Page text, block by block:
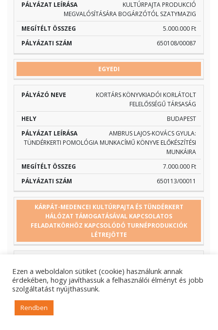
KULTÚRPAJTA PRODUKCIÓ
MEGVALÓSÍTÁSÁRA BOGÁRZÓTÓL SZATYMAZIG
5.000.000 Ft
650108/00087
EGYEDI
KORTÁRS KÖNYVKIADÓI KORLÁTOLT
FELELŐSSÉGŰ TÁRSASÁG
BUDAPEST
AMBRUS LAJOS-KOVÁCS GYULA:
TÜNDÉRKERTI POMOLÓGIA MUNKACÍMŰ KÖNYVE ELŐKÉSZÍTÉSI
MUNKÁIRA
7.000.000 Ft
650113/00011
KÁRPÁT-MEDENCEI KULTÚRPAJTA ÉS TÜNDÉRKERT
HÁLÓZAT TÁMOGATÁSÁVAL KAPCSOLATOS
FELADATKÖRHÖZ KAPCSOLÓDÓ TURNÉPRODUKCIÓK
LÉTREJÖTTE
MAROSVÁSÁRHELY
A KÁRPÁT-MEDENCEI KULTÚRPAJTA ÉS
TÜNDÉRKERT HÁLÓZAT PROGRAM KERETÉBEN A MŰKÖDŐ
Ezen a weboldalon sütiket (cookie) használunk annak
érdekében, hogy javíthassuk a felhasználói élményt és jobb
szolgáltatást nyújthassunk.
Rendben